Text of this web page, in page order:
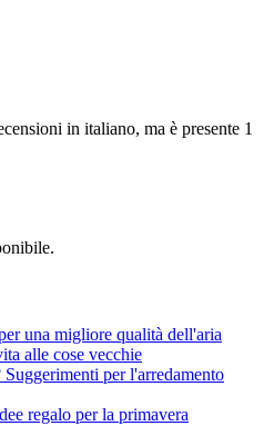
in italiano, ma è presente 1
una migliore qualità dell'aria
alle cose vecchie
per l'arredamento
regalo per la primavera